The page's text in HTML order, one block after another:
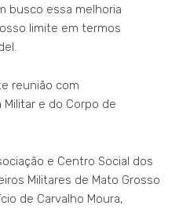
busco essa melhoria
limite em termos
reunião com
e do Corpo de
e Centro Social dos
Militares de Mato Grosso
de Carvalho Moura,